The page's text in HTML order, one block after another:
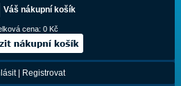
Váš nákupní košík
cena:0 Kč
| Registrovat